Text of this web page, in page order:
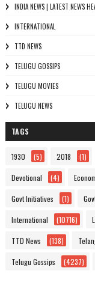
INDIA NEWS | LATEST NEWS
INTERNATIONAL
TTD NEWS
TELUGU GOSSIPS
TELUGU MOVIES
TELUGU NEWS
TAGS
1930 (5) 2018 (1)
Devotional (4)
Govt Initiatives (1)
International (10716)
TTD News (138)
Telugu Gossips (4237)